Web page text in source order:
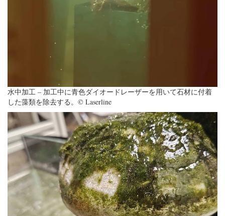
水中加工 – 加工中に青色ダイオードレーザーを用いて石材に付着
した藻類を除去する。© Laserline